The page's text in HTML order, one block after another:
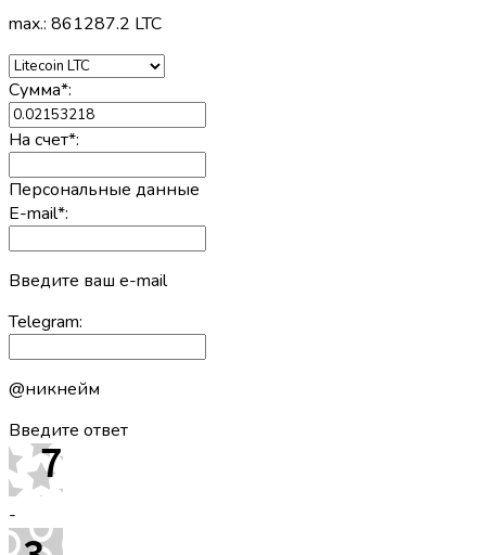
max.: 861287.2 LTC
Сумма*:
На счет*:
Персональные данные
E-mail*:
Введите ваш e-mail
Telegram:
@никнейм
Введите ответ
-